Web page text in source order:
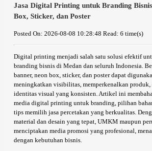
Jasa Digital Printing untuk Branding
Box, Sticker, dan Poster
Posted On: 2026-08-08 10:28:48 Read: 6 time(s)
Digital printing menjadi salah satu solusi efektif
branding bisnis di Medan dan seluruh Indonesia.
banner, neon box, sticker, dan poster dapat
meningkatkan visibilitas, memperkenalkan produk,
identitas visual yang konsisten. Artikel ini
media digital printing untuk branding, pilihan
tips memilih jasa percetakan yang berkualitas.
material dan desain yang tepat, UMKM maupun
menciptakan media promosi yang profesional,
dengan kebutuhan bisnis.